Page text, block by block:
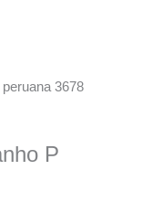
3678
P